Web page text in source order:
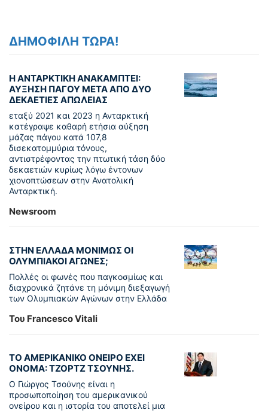
ΔΗΜΟΦΙΛΗ ΤΩΡΑ!
Η ΑΝΤΑΡΚΤΙΚΗ ΑΝΑΚΑΜΠΤΕΙ:
ΑΥΞΗΣΗ ΠΑΓΟΥ ΜΕΤΑ ΑΠΟ ΔΥΟ
ΔΕΚΑΕΤΙΕΣ ΑΠΩΛΕΙΑΣ
εταξύ 2021 και 2023 η Ανταρκτική
κατέγραψε καθαρή ετήσια αύξηση
μάζας πάγου κατά 107,8
δισεκατομμύρια τόνους,
αντιστρέφοντας την πτωτική τάση δύο
δεκαετιών κυρίως λόγω έντονων
χιονοπτώσεων στην Ανατολική
Ανταρκτική.
Newsroom
ΣΤΗΝ ΕΛΛΑΔΑ ΜΟΝΙΜΩΣ ΟΙ
ΟΛΥΜΠΙΑΚΟΙ ΑΓΩΝΕΣ;
Πολλές οι φωνές που παγκοσμίως και
διαχρονικά ζητάνε τη μόνιμη διεξαγωγή
των Ολυμπιακών Αγώνων στην Ελλάδα
Του Francesco Vitali
ΤΟ ΑΜΕΡΙΚΑΝΙΚΟ ΟΝΕΙΡΟ ΕΧΕΙ
ΟΝΟΜΑ: ΤΖΟΡΤΖ ΤΣΟΥΝΗΣ.
Ο Γιώργος Τσούνης είναι η
προσωποποίηση του αμερικανικού
ονείρου και η ιστορία του αποτελεί μια